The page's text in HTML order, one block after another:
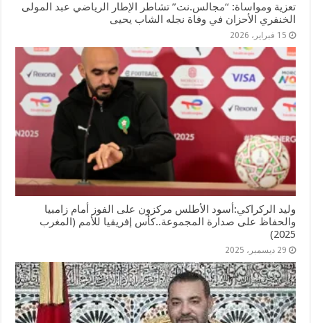
تعزية ومواساة: “مجالس.نت” تشاطر الإطار الرياضي عبد المولى
الخنفري الأحزان في وفاة نجله الشاب يحيى
15 فبراير، 2026
وليد الركراكي:أسود الأطلس مركزون على الفوز أمام زامبيا
والحفاظ على صدارة المجموعة..كأس إفريقيا للأمم (المغرب
2025)
29 ديسمبر، 2025